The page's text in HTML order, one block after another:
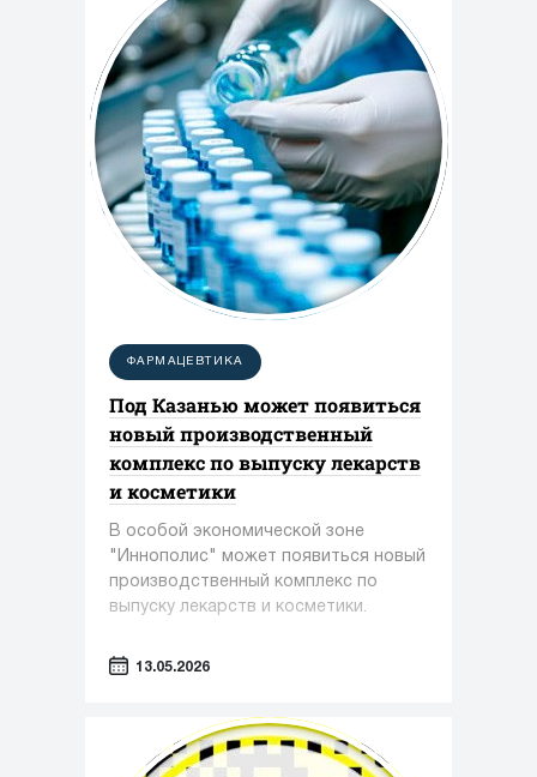
ФАРМАЦЕВТИКА
Под Казанью может появиться
новый производственный
комплекс по выпуску лекарств
и косметики
В особой экономической зоне
"Иннополис" может появиться новый
производственный комплекс по
выпуску лекарств и косметики.
13.05.2026